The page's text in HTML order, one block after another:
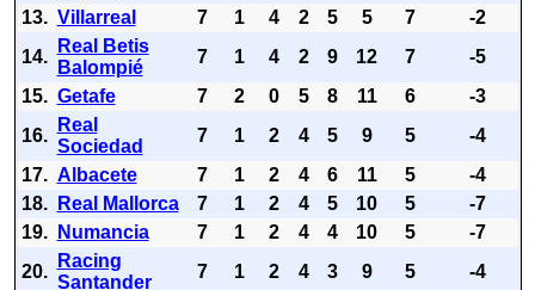
13. Villarreal 7 1 4 2 5 5 7
-2
14.
Real Betis
Balompié
7 1 4 2 9 12 7
-5
15. Getafe 7 2 0 5 8 11 6
-3
16.
Real
Sociedad
7 1 2 4 5 9 5
-4
17. Albacete 7 1 2 4 6 11 5
-4
18.
Real Mallorca 7 1 2 4 5 10 5
-7
19.
Numancia 7 1 2 4 4 10 5
-7
20.
Racing
Santander
7 1 2 4 3 9 5 -4